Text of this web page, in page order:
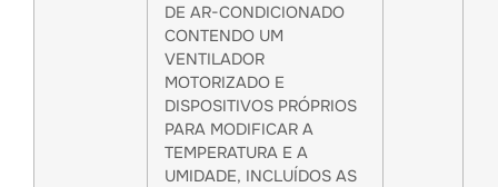
DE AR-CONDICIONADO
CONTENDO UM
VENTILADOR
MOTORIZADO E
DISPOSITIVOS PRÓPRIOS
PARA MODIFICAR A
TEMPERATURA E A
UMIDADE, INCLUÍDOS AS